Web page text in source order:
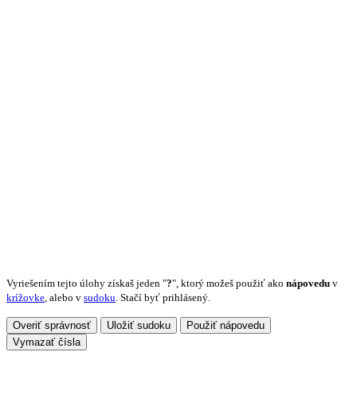
Vyriešením tejto úlohy získaš jeden "?", ktorý možeš použiť ako nápovedu v
krížovke, alebo v sudoku. Stačí byť prihlásený.